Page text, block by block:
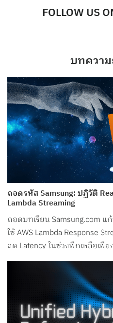
FOLLOW US
บทควา
ถอดรหัส Samsung: ปฏิวัติ
Lambda Streaming
ถอดบทเรียน Samsung.com แ
ใช้ AWS Lambda Response
ลด Latency ในช่วงพีกเหลือเพีย